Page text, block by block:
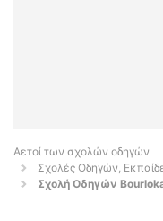
Αετοί των σχολών οδηγών
Σχολές Οδηγών,
Σχολή Οδηγών